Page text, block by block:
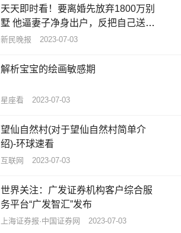
天天即时看！要离婚先放弃1800万别
墅 他逼妻子净身出户，反把自己送进
班房
新民晚报 2023-07-03
解析宝宝的绘画敏感期
星座看 2023-07-03
望仙自然村(对于望仙自然村简单介
绍)-环球速看
互联网 2023-07-03
世界关注：广发证券机构客户综合服
务平台“广发智汇”发布
上海证券报·中国证券网 2023-07-03